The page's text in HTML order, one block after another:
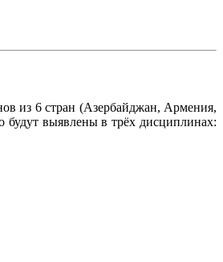
из 6 стран (Азербайджан, Армения,
будут выявлены в трёх дисциплинах: